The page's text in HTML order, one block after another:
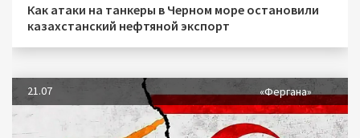
Как атаки на танкеры в Черном море остановили
казахстанский нефтяной экспорт
21.07 «Фергана»